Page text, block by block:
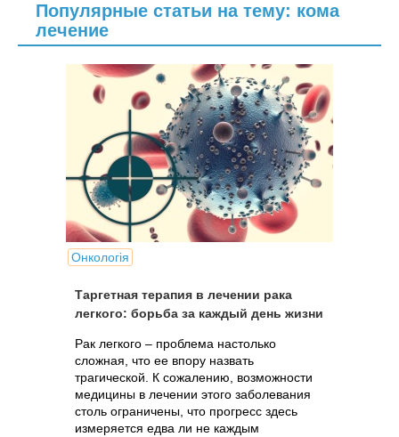
Популярные статьи на тему: кома
лечение
Онкологія
Таргетная терапия в лечении рака
легкого: борьба за каждый день жизни
Рак легкого – проблема настолько
сложная, что ее впору назвать
трагической. К сожалению, возможности
медицины в лечении этого заболевания
столь ограничены, что прогресс здесь
измеряется едва ли не каждым